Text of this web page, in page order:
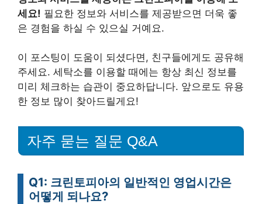
세요! 필요한 정보와 서비스를 제공받으면 더욱 좋
은 경험을 하실 수 있으실 거예요.
이 포스팅이 도움이 되셨다면, 친구들에게도 공유해
주세요. 세탁소를 이용할 때에는 항상 최신 정보를
미리 체크하는 습관이 중요하답니다. 앞으로도 유용
한 정보 많이 찾아드릴게요!
자주 묻는 질문 Q&A
Q1: 크린토피아의 일반적인 영업시간은
어떻게 되나요?